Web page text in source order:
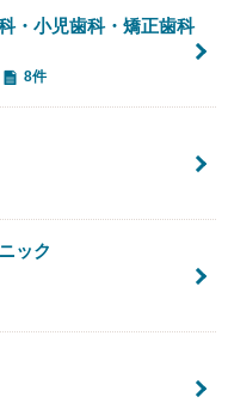
・小児歯科・矯正歯科
8件
ック